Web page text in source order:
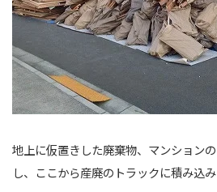
地上に仮置きした廃棄物、マンション
し、ここから産廃のトラックに積み込み